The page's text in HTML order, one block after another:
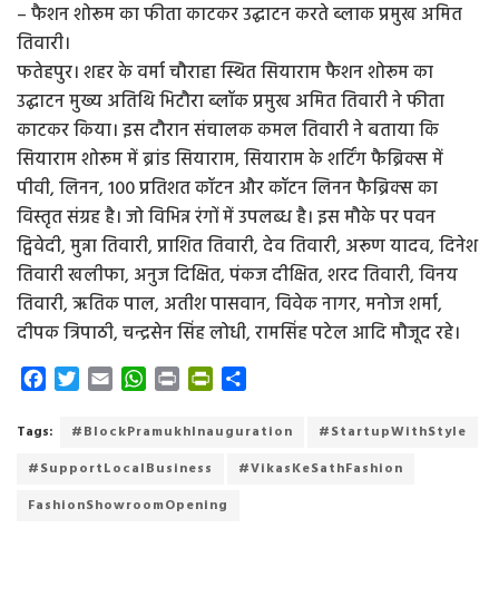
– फैशन शोरूम का फीता काटकर उद्घाटन करते ब्लाक प्रमुख अमित
तिवारी।
फतेहपुर। शहर के वर्मा चौराहा स्थित सियाराम फैशन शोरूम का
उद्घाटन मुख्य अतिथि भिटौरा ब्लॉक प्रमुख अमित तिवारी ने फीता
काटकर किया। इस दौरान संचालक कमल तिवारी ने बताया कि
सियाराम शोरूम में ब्रांड सियाराम, सियाराम के शर्टिंग फैब्रिक्स में
पीवी, लिनन, 100 प्रतिशत कॉटन और कॉटन लिनन फैब्रिक्स का
विस्तृत संग्रह है। जो विभिन्न रंगों में उपलब्ध है। इस मौके पर पवन
द्विवेदी, मुन्ना तिवारी, प्राशित तिवारी, देव तिवारी, अरूण यादव, दिनेश
तिवारी खलीफा, अनुज दिक्षित, पंकज दीक्षित, शरद तिवारी, विनय
तिवारी, ऋतिक पाल, अतीश पासवान, विवेक नागर, मनोज शर्मा,
दीपक त्रिपाठी, चन्द्रसेन सिंह लोधी, रामसिंह पटेल आदि मौजूद रहे।
c
b
o
T
i
t
e
a
l
W
a
s
A
P
i
t
P
i
F
a
e
Tags: #BlockPramukhInauguration
#StartupWithStyle
#SupportLocalBusiness
#VikasKeSathFashion
FashionShowroomOpening